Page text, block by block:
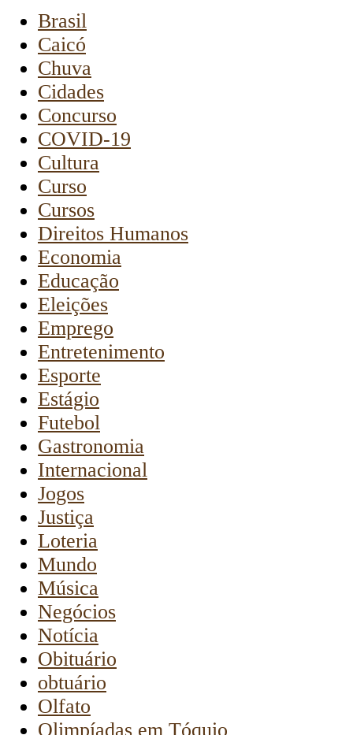
Brasil
Caicó
Chuva
Cidades
Concurso
COVID-19
Cultura
Curso
Cursos
Direitos Humanos
Economia
Educação
Eleições
Emprego
Entretenimento
Esporte
Estágio
Futebol
Gastronomia
Internacional
Jogos
Justiça
Loteria
Mundo
Música
Negócios
Notícia
Obituário
obtuário
Olfato
Olimpíadas em Tóquio